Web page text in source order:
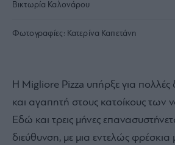
Βικτωρία Καλονάρου
Φωτογραφίες: Κατερίνα Καπετάνη
Η Migliore Pizza υπήρξε για πολλές
και αγαπητή στους κατοίκους των
Εδώ και τρεις μήνες
διεύθυνση, με μια εντελώς φρέσκια